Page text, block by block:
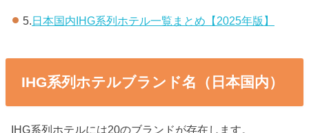
5.日本国内IHG系列ホテル一覧まとめ【2025年版】
IHG系列ホテルブランド名（日本国内）
IHG系列ホテルには20のブランドが存在します。